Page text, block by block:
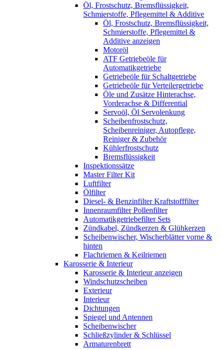
Öl, Frostschutz, Bremsflüssigkeit,
Schmierstoffe, Pflegemittel & Additive
Öl, Frostschutz, Bremsflüssigkeit,
Schmierstoffe, Pflegemittel &
Additive anzeigen
Motoröl
ATF Getriebeöle für
Automatikgetriebe
Getriebeöle für Schaltgetriebe
Getriebeöle für Verteilergetriebe
Öle und Zusätze Hinterachse,
Vorderachse & Differential
Servoöl, Öl Servolenkung
Scheibenfrostschutz,
Scheibenreiniger, Autopflege,
Reiniger & Zubehör
Kühlerfrostschutz
Bremsflüssigkeit
Inspektionssätze
Master Filter Kit
Luftfilter
Ölfilter
Diesel- & Benzinfilter Kraftstofffilter
Innenraumfilter Pollenfilter
Automatikgetriebefilter Sets
Zündkabel, Zündkerzen & Glühkerzen
Scheibenwischer, Wischerblätter vorne &
hinten
Flachriemen & Keilriemen
Karosserie & Interieur
Karosserie & Interieur anzeigen
Windschutzscheiben
Exterieur
Interieur
Dichtungen
Spiegel und Antennen
Scheibenwischer
Schließzylinder & Schlüssel
Armaturenbrett